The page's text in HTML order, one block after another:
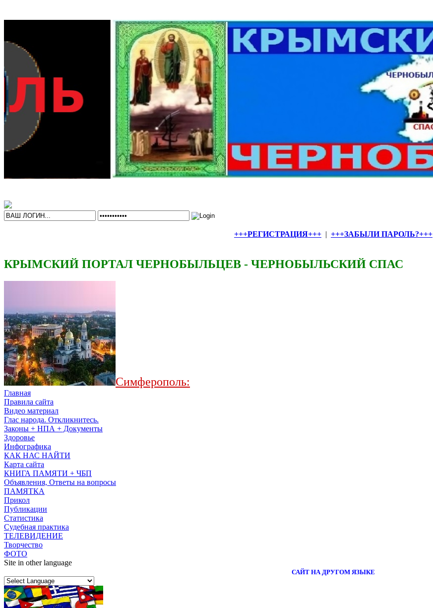
+++РЕГИСТРАЦИЯ+++ | +++ЗАБЫЛИ ПАРОЛЬ?+++
КРЫМСКИЙ ПОРТАЛ ЧЕРНОБЫЛЬЦЕВ - ЧЕРНОБЫЛЬСКИЙ СПАС
Симферополь:
Главная
Правила сайта
Видео материал
Глас народа. Откликнитесь.
Законы + НПА + Документы
Здоровье
Инфографика
КАК НАС НАЙТИ
Карта сайта
КНИГА ПАМЯТИ + ЧБП
Объявления, Ответы на вопросы
ПАМЯТКА
Прикол
Публикации
Статистика
Судебная практика
ТЕЛЕВИДЕНИЕ
Творчество
ФОТО
Site in other language
САЙТ НА ДРУГОМ ЯЗЫКЕ